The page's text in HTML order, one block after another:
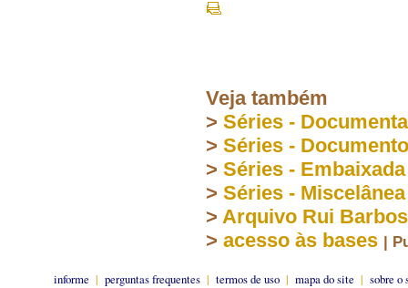
Veja também
> Séries -
> Séries -
> Séries -
> Séries - Miscelânea
> Arquivo Rui
> acesso às bases |
informe | perguntas frequentes | termos de uso | mapa do site | sobre o